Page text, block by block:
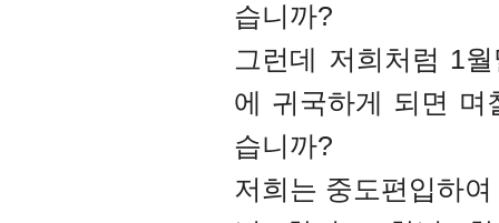
습니까?
그런데 저희처럼 1
에 귀국하게 되면 며
습니까?
저희는 중도편입하